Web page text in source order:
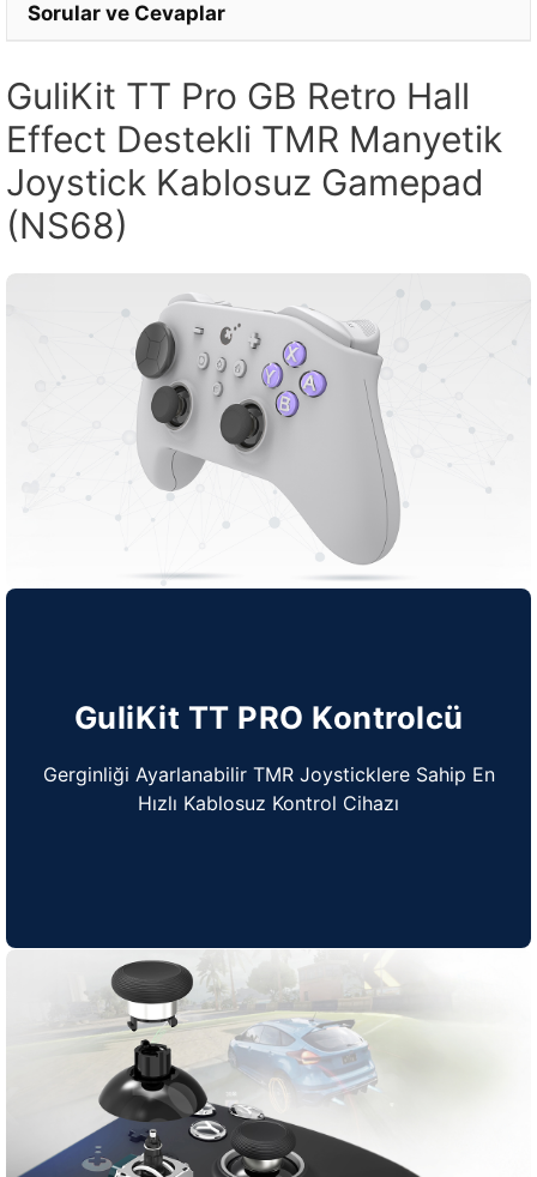
Sorular ve Cevaplar
GuliKit TT Pro GB Retro Hall
Effect Destekli TMR Manyetik
Joystick Kablosuz Gamepad
(NS68)
GuliKit TT PRO Kontrolcü
Gerginliği Ayarlanabilir TMR Joysticklere Sahip En
Hızlı Kablosuz Kontrol Cihazı